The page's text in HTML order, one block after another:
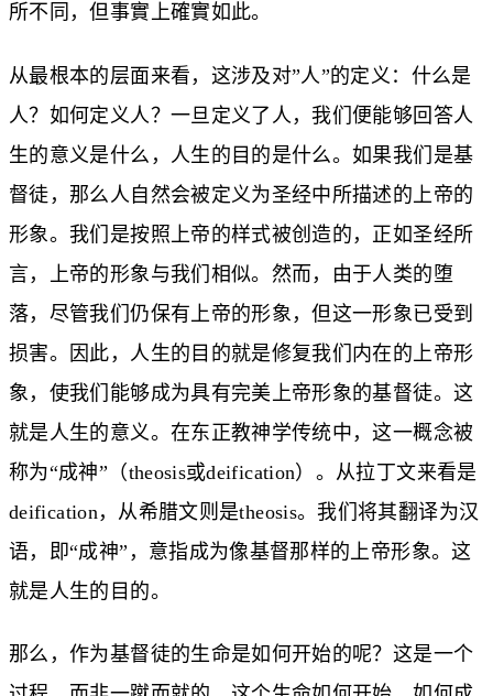
所不同，但事實上確實如此。
从最根本的层面来看，这涉及对”人”的定义：什么是
人？如何定义人？一旦定义了人，我们便能够回答人
生的意义是什么，人生的目的是什么。如果我们是基
督徒，那么人自然会被定义为圣经中所描述的上帝的
形象。我们是按照上帝的样式被创造的，正如圣经所
言，上帝的形象与我们相似。然而，由于人类的堕
落，尽管我们仍保有上帝的形象，但这一形象已受到
损害。因此，人生的目的就是修复我们内在的上帝形
象，使我们能够成为具有完美上帝形象的基督徒。这
就是人生的意义。在东正教神学传统中，这一概念被
称为“成神”（theosis或deification）。从拉丁文来看是
deification，从希腊文则是theosis。我们将其翻译为汉
语，即“成神”，意指成为像基督那样的上帝形象。这
就是人生的目的。
那么，作为基督徒的生命是如何开始的呢？这是一个